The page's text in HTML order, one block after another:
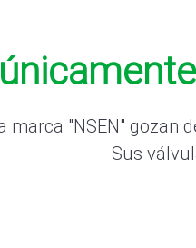
marca "NSEN" gozan
Sus